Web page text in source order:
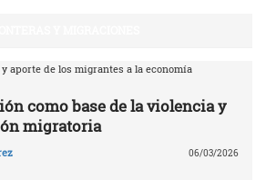
aporte de los migrantes a la economía
como base de la violencia y
migratoria
06/03/2026